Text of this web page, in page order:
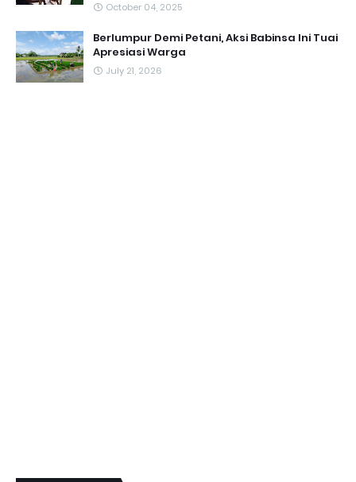
October 04, 2025
Berlumpur Demi Petani, Aksi Babinsa Ini Tuai
Apresiasi Warga
July 21, 2026